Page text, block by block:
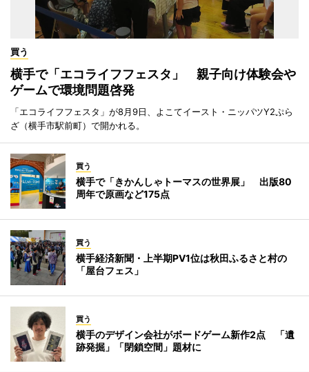
買う
横手で「エコライフフェスタ」 親子向け体験会や
ゲームで環境問題啓発
「エコライフフェスタ」が8月9日、よこてイースト・ニッパツY2ぷら
ざ（横手市駅前町）で開かれる。
買う
横手で「きかんしゃトーマスの世界展」 出版80
周年で原画など175点
買う
横手経済新聞・上半期PV1位は秋田ふるさと村の
「屋台フェス」
買う
横手のデザイン会社がボードゲーム新作2点 「遺
跡発掘」「閉鎖空間」題材に